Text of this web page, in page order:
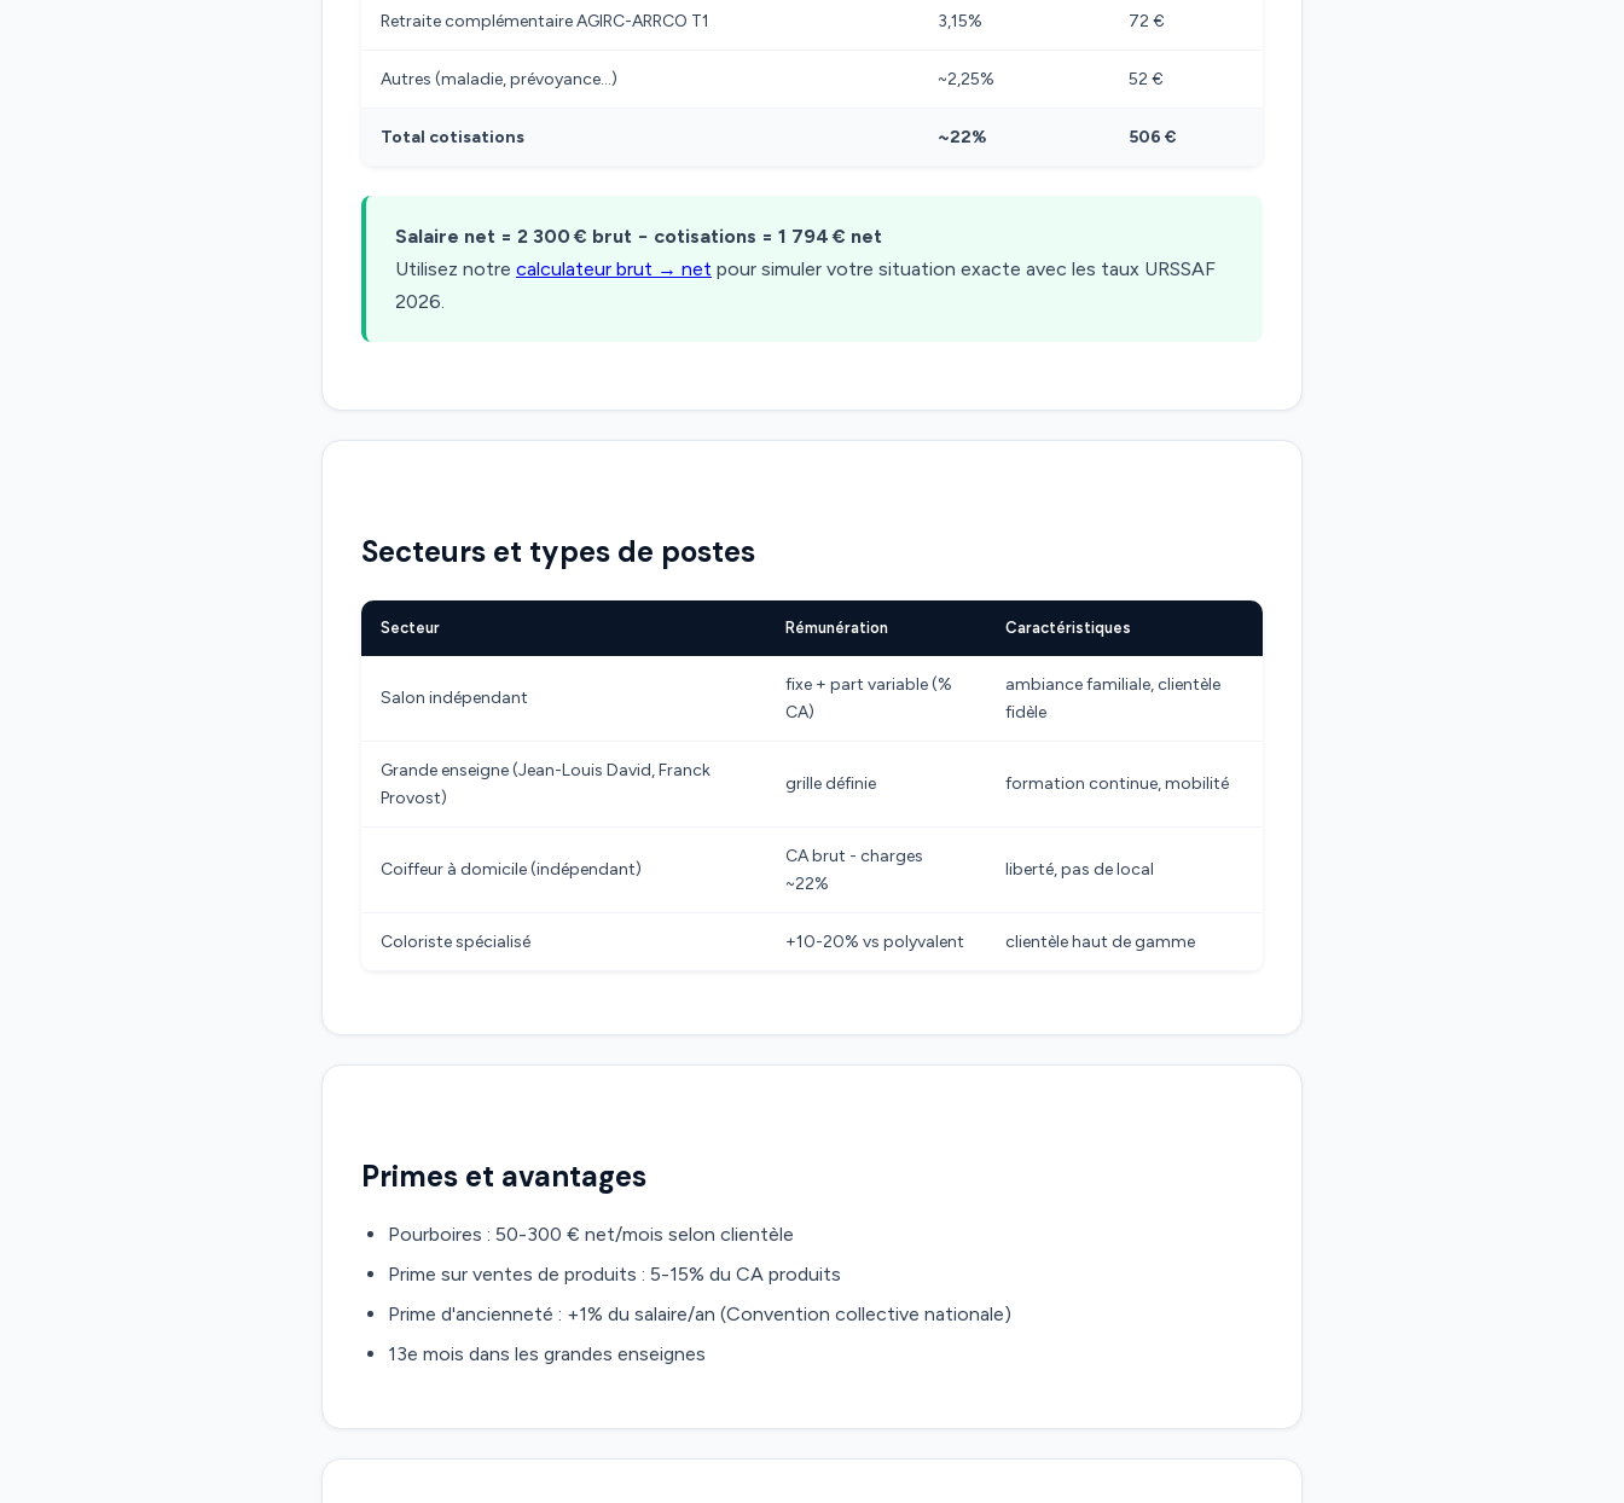
Retraite complémentaire AGIRC-ARRCO T1 3,15% 72 €
Autres (maladie, prévoyance…) ~2,25% 52 €
Total cotisations ~22% 506 €
Salaire net = 2 300 € brut − cotisations = 1 794 € net
Utilisez notre calculateur brut → net pour simuler votre situation exacte avec les taux URSSAF
2026.
Secteurs et types de postes
Secteur Rémunération Caractéristiques
Salon indépendant
fixe + part variable (%
CA)
ambiance familiale, clientèle
fidèle
Grande enseigne (Jean-Louis David, Franck
Provost)
grille définie formation continue, mobilité
Coiffeur à domicile (indépendant)
CA brut - charges
~22%
liberté, pas de local
Coloriste spécialisé +10-20% vs polyvalent clientèle haut de gamme
Primes et avantages
Pourboires : 50-300 € net/mois selon clientèle
Prime sur ventes de produits : 5-15% du CA produits
Prime d'ancienneté : +1% du salaire/an (Convention collective nationale)
13e mois dans les grandes enseignes